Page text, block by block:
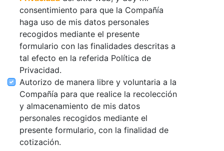
consentimiento para que la Compañía
haga uso de mis datos personales
recogidos mediante el presente
formulario con las finalidades descritas a
tal efecto en la referida Política de
Privacidad.
Autorizo de manera libre y voluntaria a la
Compañía para que realice la recolección
y almacenamiento de mis datos
personales recogidos mediante el
presente formulario, con la finalidad de
cotización.